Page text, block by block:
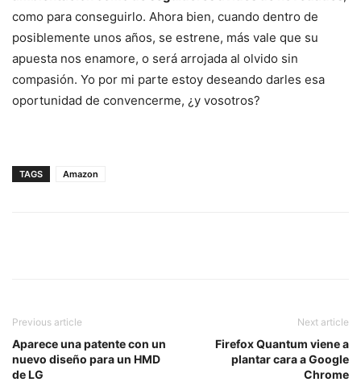
como para conseguirlo. Ahora bien, cuando dentro de
posiblemente unos años, se estrene, más vale que su
apuesta nos enamore, o será arrojada al olvido sin
compasión. Yo por mi parte estoy deseando darles esa
oportunidad de convencerme, ¿y vosotros?
TAGS Amazon
Previous article
Aparece una patente con un
nuevo diseño para un HMD
de LG
Next article
Firefox Quantum viene a
plantar cara a Google
Chrome